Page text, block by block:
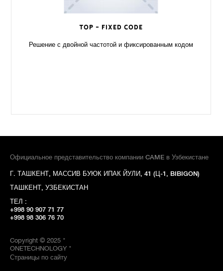
TOP - Fixed Code
Решение с двойной частотой и фиксированным кодом
Официальное представительство компании CAME в Узбекистане
Г. ТАШКЕНТ, МАССИВ БУЮК ИПАК ЙУЛИ, 41 (Ц-1, BIBIGON)
ТАШКЕНТ, УЗБЕКИСТАН
ТЕЛ :
+998 90 907 71 77
+998 98 306 76 70
Copyright © 2025 "
ONETECHNOLOGY "
Страницы по сайту